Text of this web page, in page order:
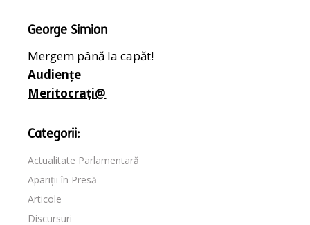
George Simion
Mergem până la capăt!
Audiențe
Meritocrați@
Categorii:
Actualitate Parlamentară
Apariții în Presă
Articole
Discursuri